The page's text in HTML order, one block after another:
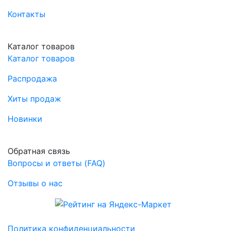
Контакты
Каталог товаров
Каталог товаров
Распродажа
Хиты продаж
Новинки
Обратная связь
Вопросы и ответы (FAQ)
Отзывы о нас
Политика конфиденциальности